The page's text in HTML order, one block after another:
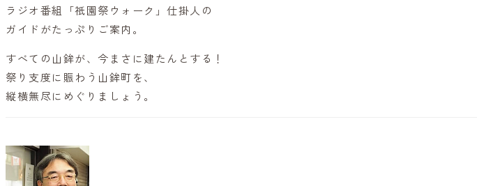
ラジオ番組「祇園祭ウォーク」仕掛人の
ガイドがたっぷりご案内。
すべての山鉾が、今まさに建たんとする！
祭り支度に賑わう山鉾町を、
縦横無尽にめぐりましょう。